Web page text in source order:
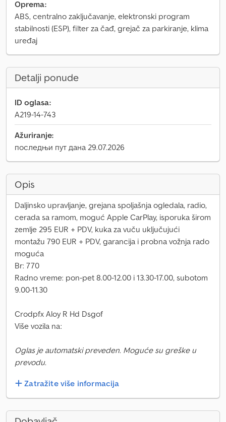
Oprema:
ABS, centralno zaključavanje, elektronski program
stabilnosti (ESP), filter za čađ, grejač za parkiranje, klima
uređaj
Detalji ponude
ID oglasa:
A219-14-743
Ažuriranje:
последњи пут дана 29.07.2026
Opis
Daljinsko upravljanje, grejana spoljašnja ogledala, radio,
cerada sa ramom, moguć Apple CarPlay, isporuka širom
zemlje 295 EUR + PDV, kuka za vuču uključujući
montažu 790 EUR + PDV, garancija i probna vožnja rado
moguća
Br: 770
Radno vreme: pon-pet 8.00-12.00 i 13.30-17.00, subotom
9.00-11.30
Crodpfx Aloy R Hd Dsgof
Više vozila na:
Oglas je automatski preveden. Moguće su greške u
prevodu.
Zatražite više informacija